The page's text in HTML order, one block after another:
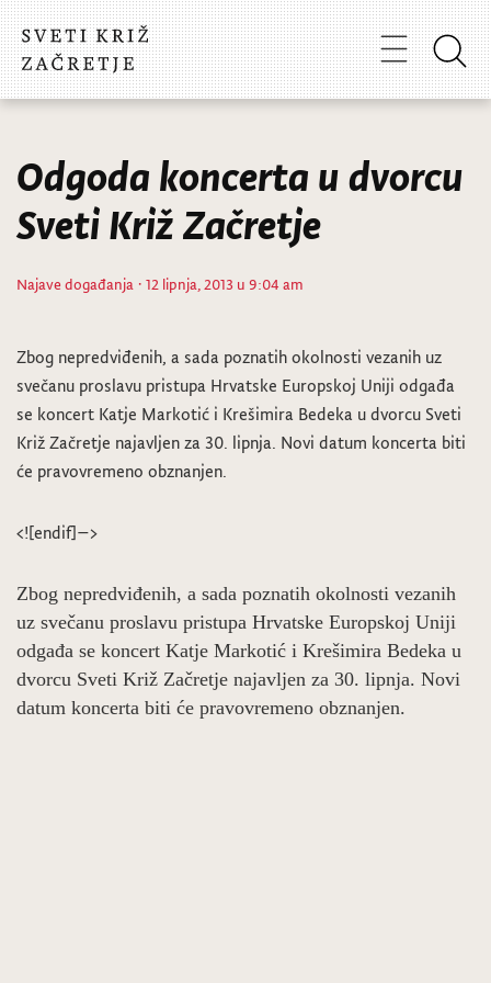
Odgoda koncerta u dvorcu
Sveti Križ Začretje
Najave događanja · 12 lipnja, 2013 u 9:04 am
Zbog nepredviđenih, a sada poznatih okolnosti vezanih uz
svečanu proslavu pristupa Hrvatske Europskoj Uniji odgađa
se koncert Katje Markotić i Krešimira Bedeka u dvorcu Sveti
Križ Začretje najavljen za 30. lipnja. Novi datum koncerta biti
će pravovremeno obznanjen.
<![endif]–>
Zbog nepredviđenih, a sada poznatih okolnosti vezanih
uz svečanu proslavu pristupa Hrvatske Europskoj Uniji
odgađa se koncert Katje Markotić i Krešimira Bedeka u
dvorcu Sveti Križ Začretje najavljen za 30. lipnja. Novi
datum koncerta biti će pravovremeno obznanjen.